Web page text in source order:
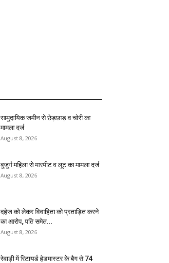
सामुदायिक जमीन से छेड़छाड़ व चोरी का
मामला दर्ज
August 8, 2026
बुजुर्ग महिला से मारपीट व लूट का मामला दर्ज
August 8, 2026
दहेज को लेकर विवाहिता को प्रताड़ित करने
का आरोप, पति समेत...
August 8, 2026
रेवाड़ी में रिटायर्ड हेडमास्टर के बैग से ₹74